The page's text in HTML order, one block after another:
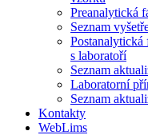
Preanalytická
Seznam
s laboratoří
Seznam
Laboratorní
Seznam
Kontakty
WebLims